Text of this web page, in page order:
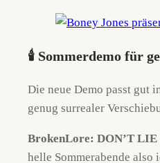
🕯️ Sommerdemo für
Die neue Demo passt gut
genug surrealer
BrokenLore: DON’T LIE
helle Sommerabende